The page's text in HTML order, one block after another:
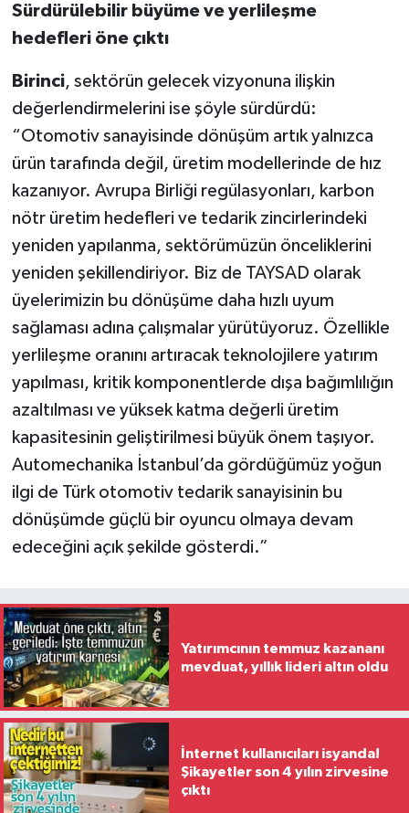
Sürdürülebilir büyüme ve yerlileşme
hedefleri öne çıktı
Birinci, sektörün gelecek vizyonuna ilişkin
değerlendirmelerini ise şöyle sürdürdü:
“Otomotiv sanayisinde dönüşüm artık yalnızca
ürün tarafında değil, üretim modellerinde de hız
kazanıyor. Avrupa Birliği regülasyonları, karbon
nötr üretim hedefleri ve tedarik zincirlerindeki
yeniden yapılanma, sektörümüzün önceliklerini
yeniden şekillendiriyor. Biz de TAYSAD olarak
üyelerimizin bu dönüşüme daha hızlı uyum
sağlaması adına çalışmalar yürütüyoruz. Özellikle
yerlileşme oranını artıracak teknolojilere yatırım
yapılması, kritik komponentlerde dışa bağımlılığın
azaltılması ve yüksek katma değerli üretim
kapasitesinin geliştirilmesi büyük önem taşıyor.
Automechanika İstanbul’da gördüğümüz yoğun
ilgi de Türk otomotiv tedarik sanayisinin bu
dönüşümde güçlü bir oyuncu olmaya devam
edeceğini açık şekilde gösterdi.”
Yatırımcının temmuz kazananı
mevduat, yıllık lideri altın oldu
İnternet kullanıcıları isyanda!
Şikayetler son 4 yılın zirvesine
çıktı